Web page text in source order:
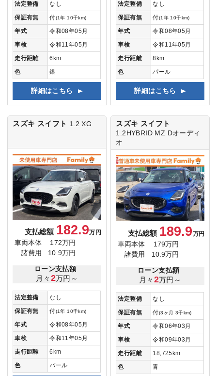
法定整備
なし
保証有無
付(1年 10千km)
年式
令和08年05月
車検
令和11年05月
走行距離
6km
色
銀
詳細はこちら
法定整備
なし
保証有無
付(1年 10千km)
年式
令和08年05月
車検
令和11年05月
走行距離
8km
色
パール
詳細はこちら
スズキ スイフト 1.2 XG
支払総額 182.9万円
車両本体
172万円
諸費用
10.9万円
ローン支払額
月々 2万円～
法定整備
なし
保証有無
付(1年 10千km)
年式
令和08年05月
車検
令和11年05月
走行距離
6km
色
パール
スズキ スイフト
1.2HYBRID MZ Dオーディ
オ
支払総額 189.9万円
車両本体
179万円
諸費用
10.9万円
ローン支払額
月々 2万円～
法定整備
なし
保証有無
付(3ヶ月 3千km)
年式
令和06年03月
車検
令和09年03月
走行距離
18,725km
色
青